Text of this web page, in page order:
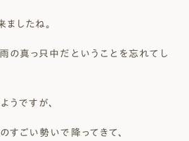
す
ましたね。
の真っ只中だということを忘れてし
うですが、
すごい勢いで降ってきて、